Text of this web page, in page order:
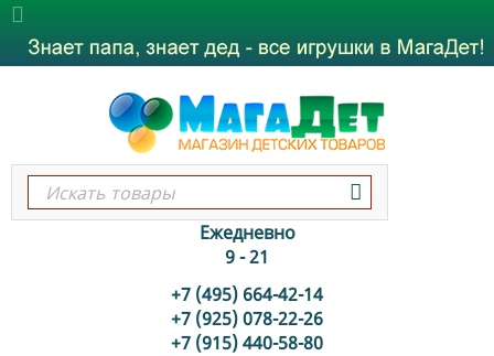
Ежедневно
9 - 21
+7 (495) 664-42-14
+7 (925) 078-22-26
+7 (915) 440-58-80